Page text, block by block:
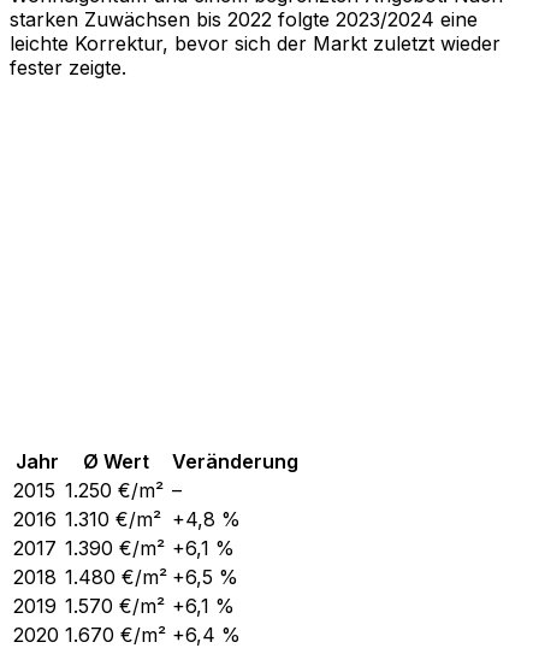
starken Zuwächsen bis 2022 folgte 2023/2024 eine
leichte Korrektur, bevor sich der Markt zuletzt wieder
fester zeigte.
Jahr Ø Wert
Veränderung
2015 1.250 €/m² –
2016 1.310 €/m² +4,8 %
2017 1.390 €/m² +6,1 %
2018 1.480 €/m² +6,5 %
2019 1.570 €/m² +6,1 %
2020 1.670 €/m² +6,4 %